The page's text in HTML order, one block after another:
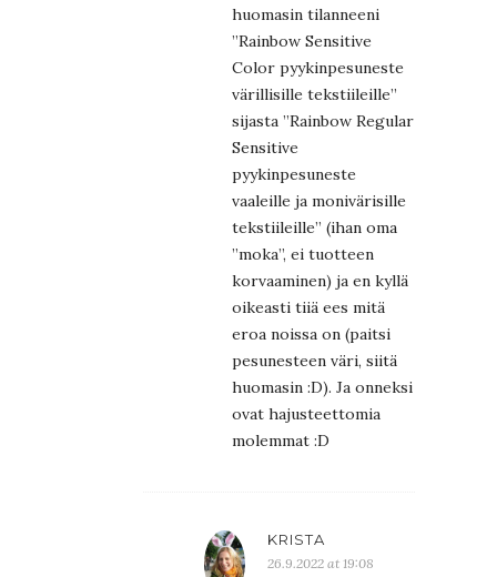
huomasin tilanneeni
”Rainbow Sensitive
Color pyykinpesuneste
värillisille tekstiileille”
sijasta ”Rainbow Regular
Sensitive
pyykinpesuneste
vaaleille ja monivärisille
tekstiileille” (ihan oma
”moka”, ei tuotteen
korvaaminen) ja en kyllä
oikeasti tiiä ees mitä
eroa noissa on (paitsi
pesunesteen väri, siitä
huomasin :D). Ja onneksi
ovat hajusteettomia
molemmat :D
KRISTA
26.9.2022 at 19:08